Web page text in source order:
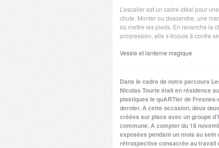
L’escalier est un cadre idéal pour
chute. Monter ou descendre, une
où mettre les pieds. En revanche la
progression, elle s’écoule à contre
recommencement. Le mouvement
l’escalier“ de Duchamp avec l’idée
possible puisqu’une projection est à
une forte connotation romantique
collectif mais face à cette montée
l’humanité n’échappera pas,
basculent et bousculent. Cependant
intacte.
Vessie et lanterne magique
Dans le cadre de notre parcours
Nicolas Tourte était en résidence
plastiques le quARTier de
dernier. A cette occasion, deux
créées sur place avec un groupe
commune. A compter du 18
exposées pendant un mois au sein
rétrospective consacrée au travail